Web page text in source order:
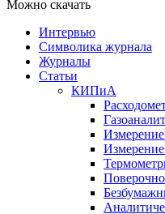
Можно скачать
Интервью
Символика журнала
Журналы
Статьи
КИПиА